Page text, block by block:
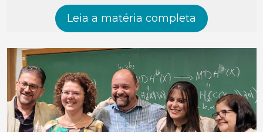
Leia a matéria completa